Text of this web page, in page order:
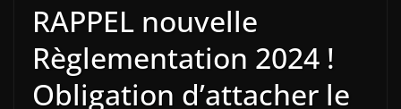
RAPPEL nouvelle
Règlementation 2024 !
Obligation d’attacher le